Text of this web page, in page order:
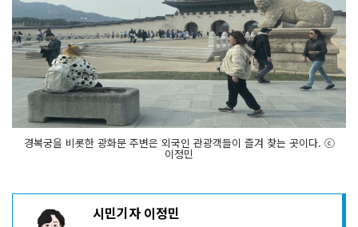
경복궁을 비롯한 광화문 주변은 외국인 관광객들이 즐겨 찾는 곳이다. ⓒ
이정민
시민기자 이정민